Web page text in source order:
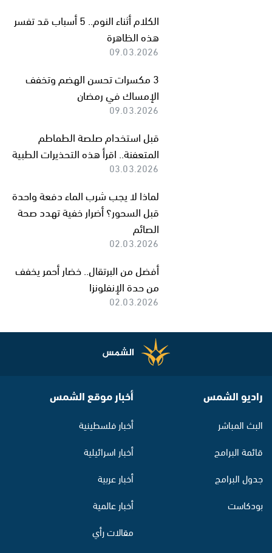
الكلام أثناء النوم.. 5 أسباب قد تفسر
هذه الظاهرة
09.03.2026
3 مكسرات تحسن الهضم وتخفف
الإمساك في رمضان
09.03.2026
قبل استخدام صلصة الطماطم
المتعفنة.. اقرأ هذه التحذيرات الطبية
03.03.2026
لماذا لا يجب شرب الماء دفعة واحدة
قبل السحور؟ أضرار خفية تهدد صحة
الصائم
02.03.2026
أفضل من البرتقال.. خضار أحمر يخفف
من حدة الإنفلونزا
02.03.2026
راديو الشمس
البث المباشر
قائمة البرامج
جدول البرامج
بودكاست
أخبار موقع الشمس
أخبار فلسطينية
أخبار اسرائيلية
أخبار عربية
أخبار عالمية
مقالات رأي